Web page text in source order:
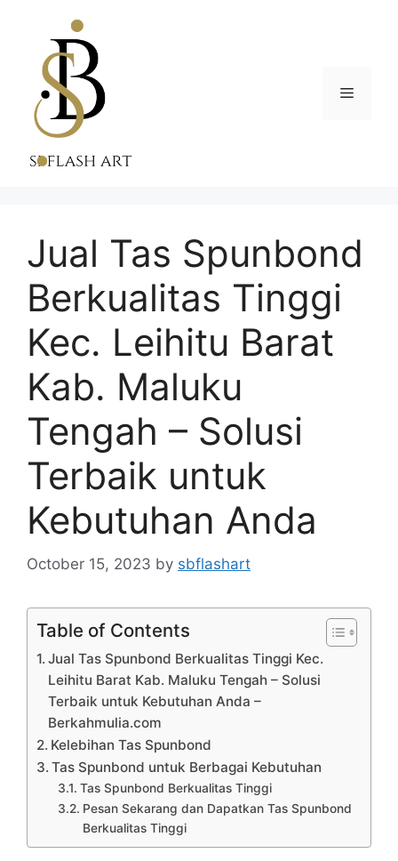
content
Menu
Jual Tas Spunbond
Berkualitas Tinggi
Kec. Leihitu Barat
Kab. Maluku
Tengah – Solusi
Terbaik untuk
Kebutuhan Anda
October 15, 2023 by sbflashart
Table of Contents
Jual Tas Spunbond Berkualitas Tinggi Kec.
Leihitu Barat Kab. Maluku Tengah – Solusi
Terbaik untuk Kebutuhan Anda –
Berkahmulia.com
Kelebihan Tas Spunbond
Tas Spunbond untuk Berbagai Kebutuhan
Tas Spunbond Berkualitas Tinggi
Pesan Sekarang dan Dapatkan Tas Spunbond
Berkualitas Tinggi